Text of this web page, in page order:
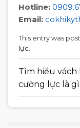
Hotline:
Email:
This entry was
lực.
Tìm hiểu vách
cường lực là